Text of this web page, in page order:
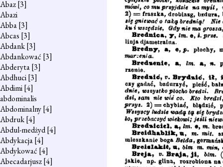
Abaz[3]
Abazi
Abba[3]
Abcas [3]
Abdank[3]
Abdankować [3]
Abderyta[3]
Abdhuci[3]
Abdimi[4]
abdominalis
Abdominalny[4]
Abdruk[4]
Abdul-medżyd[4]
Abdykacja[4]
Abdykować [4]
Abecadarjusz[4]